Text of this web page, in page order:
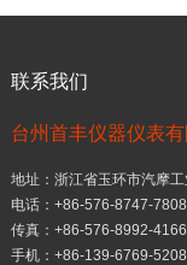
联系我们
台州首丰仪器仪表有
地址：浙江省玉环市汽摩工
电话：+86-576-8747-7808
传真：+86-576-8992-4166
手机：+86-139-6769-5208